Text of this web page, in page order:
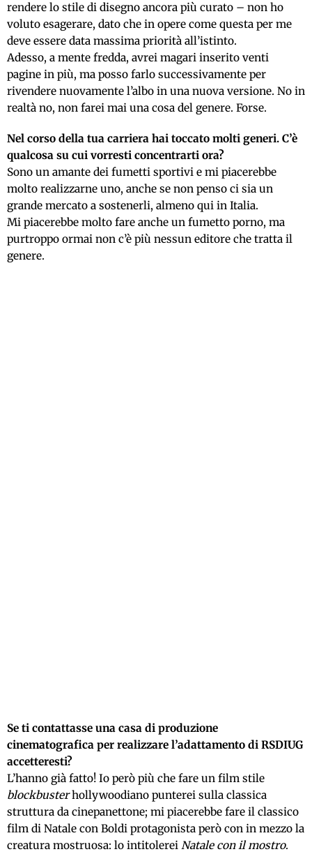
rendere lo stile di disegno ancora più curato – non ho
voluto esagerare, dato che in opere come questa per me
deve essere data massima priorità all’istinto.
Adesso, a mente fredda, avrei magari inserito venti
pagine in più, ma posso farlo successivamente per
rivendere nuovamente l’albo in una nuova versione. No in
realtà no, non farei mai una cosa del genere. Forse.
Nel corso della tua carriera hai toccato molti generi. C’è
qualcosa su cui vorresti concentrarti ora?
Sono un amante dei fumetti sportivi e mi piacerebbe
molto realizzarne uno, anche se non penso ci sia un
grande mercato a sostenerli, almeno qui in Italia.
Mi piacerebbe molto fare anche un fumetto porno, ma
purtroppo ormai non c’è più nessun editore che tratta il
genere.
Se ti contattasse una casa di produzione
cinematografica per realizzare l’adattamento di RSDIUG
accetteresti?
L’hanno già fatto! Io però più che fare un film stile
blockbusterhollywoodiano punterei sulla classica
struttura da cinepanettone; mi piacerebbe fare il classico
film di Natale con Boldi protagonista però con in mezzo la
creatura mostruosa: lo intitolerei Natale con il mostro.